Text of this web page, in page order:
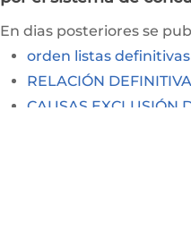
​En dias posteriores se
orden listas definitivas
RELACIÓN
CAUSAS EXCLUSIÓN